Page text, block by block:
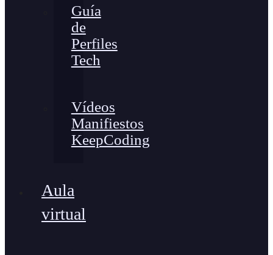
Guía
de
Perfiles
Tech
Vídeos
Manifiestos
KeepCoding
Aula
virtual